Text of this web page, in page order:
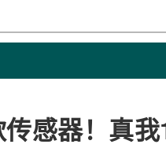
感器！真